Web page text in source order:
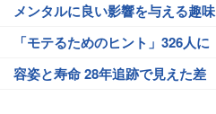
メンタルに良い影響を与える趣味
「モテるためのヒント」326人に
容姿と寿命 28年追跡で見えた差